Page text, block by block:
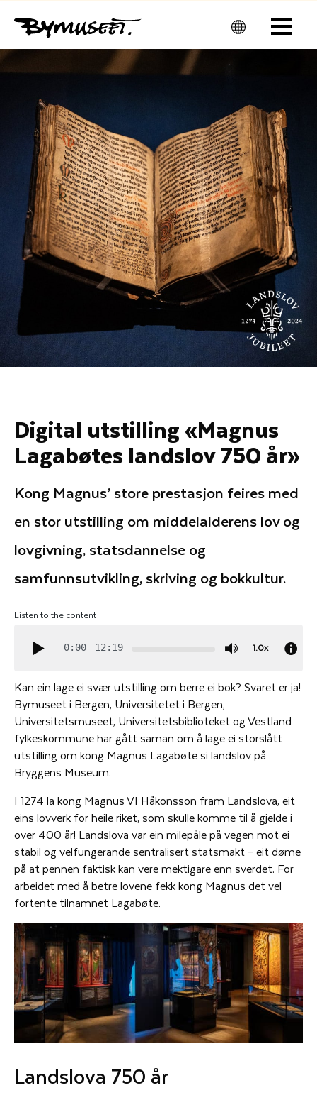
Men
u
Digital utstilling «Magnus
Lagabøtes landslov 750 år»
Kong Magnus’ store prestasjon feires med
en stor utstilling om middelalderens lov og
lovgivning, statsdannelse og
samfunnsutvikling, skriving og bokkultur.
Listen to the content
0:00 12:19 1.0x
Kan ein lage ei svær utstilling om berre ei bok? Svaret er ja!
Bymuseet i Bergen, Universitetet i Bergen,
Universitetsmuseet, Universitetsbiblioteket og Vestland
fylkeskommune har gått saman om å lage ei storslått
utstilling om kong Magnus Lagabøte si landslov på
Bryggens Museum.
I 1274 la kong Magnus VI Håkonsson fram Landslova, eit
eins lovverk for heile riket, som skulle komme til å gjelde i
over 400 år! Landslova var ein milepåle på vegen mot ei
stabil og velfungerande sentralisert statsmakt – eit døme
på at pennen faktisk kan vere mektigare enn sverdet. For
arbeidet med å betre lovene fekk kong Magnus det vel
fortente tilnamnet Lagabøte.
Landslova 750 år